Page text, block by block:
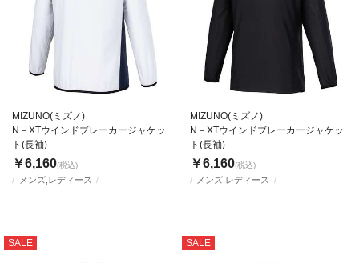
メンズ,レディース
MIZUNO(ミズノ)
N－XTウインドブレーカージャケッ
ト(長袖)
￥6,160(税込)
メンズ,レディース
MIZUNO(ミズノ)
N－XTウインドブレーカージャケッ
ト(長袖)
￥6,160(税込)
SALE SALE